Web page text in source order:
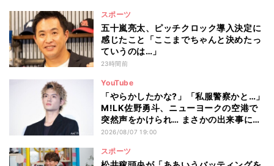
スポーツ
五十嵐亮太、ピッチクロック導入決定に
感じたこと「ここまでちゃんと決めたっ
ていうのは…」
23時間前
YouTube
「やらかしたかな?」「私服警察かと…」
M!LK佐野勇斗、ニューヨークの空港で
突然声をかけられ… まさかの出来事に驚
き
2026/08/07 19:00
スポーツ